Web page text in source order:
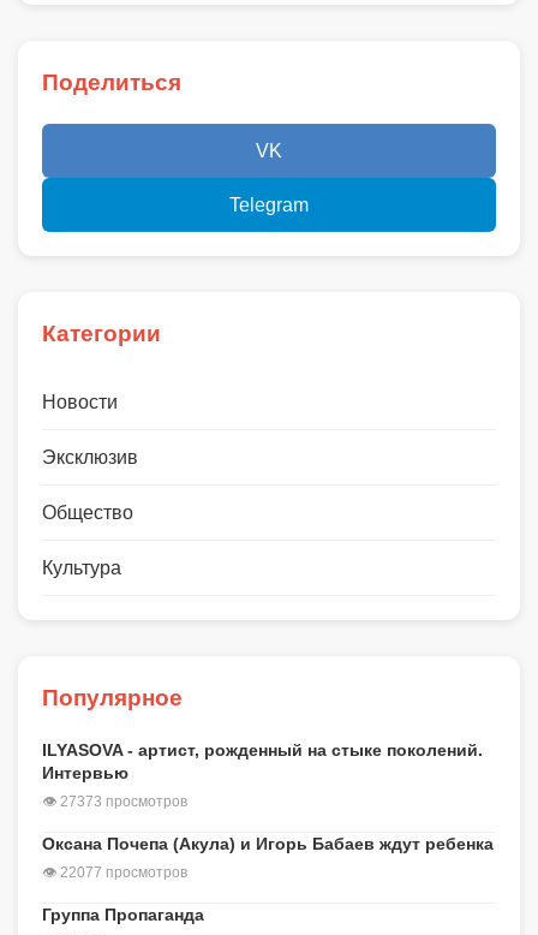
Поделиться
VK
Telegram
Категории
Новости
Эксклюзив
Общество
Культура
Популярное
ILYASOVA - артист, рожденный на стыке поколений.
Интервью
👁 27373 просмотров
Оксана Почепа (Акула) и Игорь Бабаев ждут ребенка
👁 22077 просмотров
Группа Пропаганда